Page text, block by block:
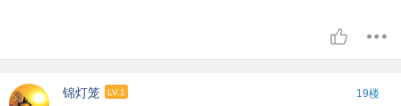
锦灯笼 LV.1 19楼